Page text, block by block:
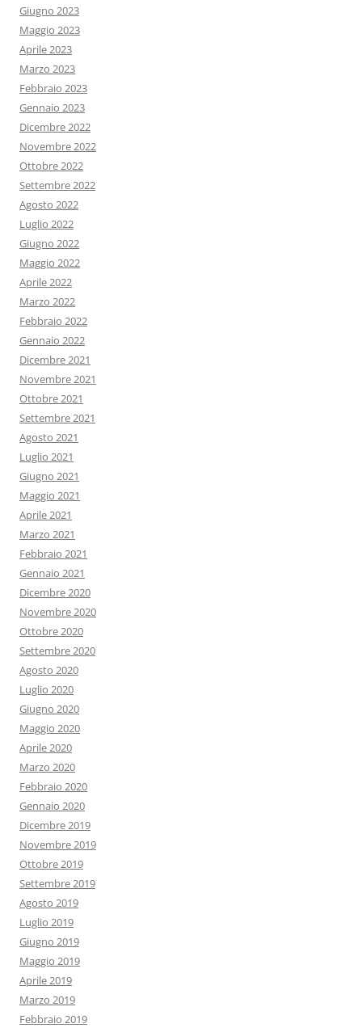
Giugno 2023
Maggio 2023
Aprile 2023
Marzo 2023
Febbraio 2023
Gennaio 2023
Dicembre 2022
Novembre 2022
Ottobre 2022
Settembre 2022
Agosto 2022
Luglio 2022
Giugno 2022
Maggio 2022
Aprile 2022
Marzo 2022
Febbraio 2022
Gennaio 2022
Dicembre 2021
Novembre 2021
Ottobre 2021
Settembre 2021
Agosto 2021
Luglio 2021
Giugno 2021
Maggio 2021
Aprile 2021
Marzo 2021
Febbraio 2021
Gennaio 2021
Dicembre 2020
Novembre 2020
Ottobre 2020
Settembre 2020
Agosto 2020
Luglio 2020
Giugno 2020
Maggio 2020
Aprile 2020
Marzo 2020
Febbraio 2020
Gennaio 2020
Dicembre 2019
Novembre 2019
Ottobre 2019
Settembre 2019
Agosto 2019
Luglio 2019
Giugno 2019
Maggio 2019
Aprile 2019
Marzo 2019
Febbraio 2019